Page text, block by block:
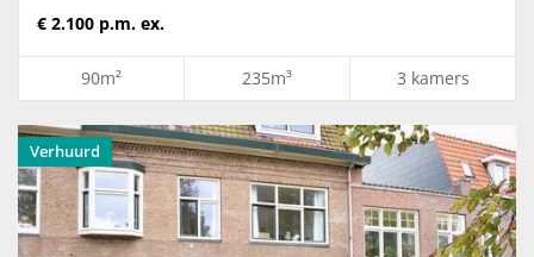
€ 2.100 p.m. ex.
90m² 235m³ 3 kamers
Verhuurd